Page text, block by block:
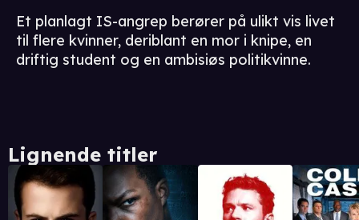
Et planlagt IS-angrep berører på ulikt vis livet
til flere kvinner, deriblant en mor i knipe, en
driftig student og en ambisiøs politikvinne.
Lignende titler